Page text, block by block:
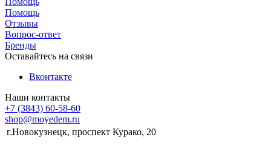
Помощь
Отзывы
Вопрос-ответ
Бренды
Оставайтесь на связи
Вконтакте
Наши контакты
+7 (3843) 60-58-60
shop@moyedem.ru
г.Новокузнецк, проспект Курако, 20